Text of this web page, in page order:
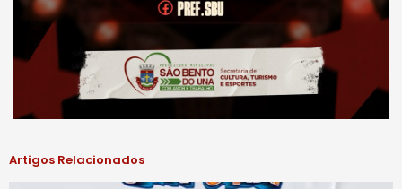
Artigos Relacionados